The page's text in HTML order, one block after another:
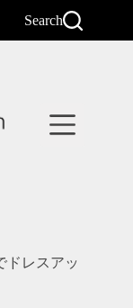
Search
ドレスアッ